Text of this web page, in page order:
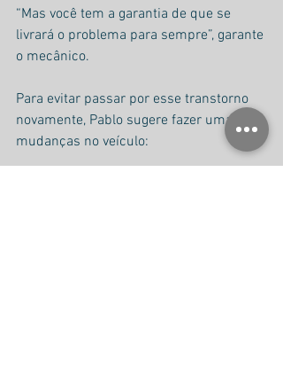
“Mas você tem a garantia de que se
livrará o problema para sempre”, garante
o mecânico.
Para evitar passar por esse transtorno
novamente, Pablo sugere fazer umas
mudanças no veículo: